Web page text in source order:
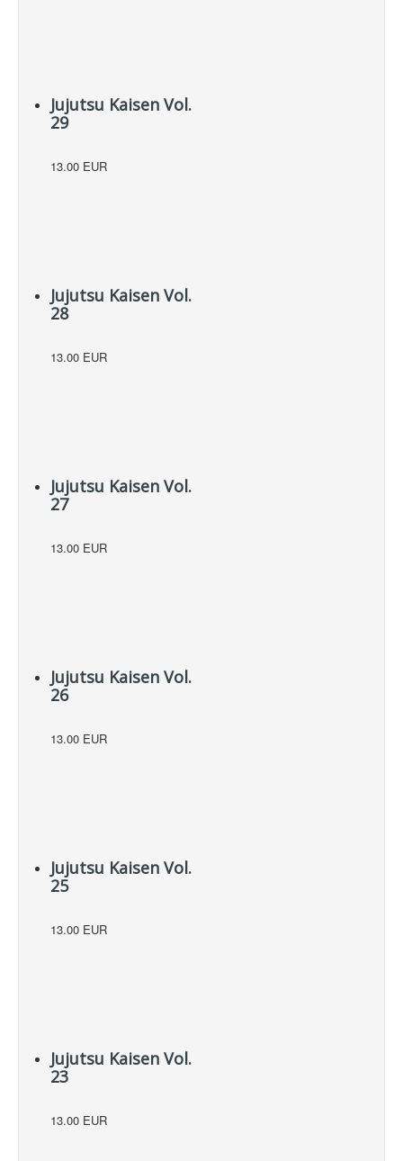
Jujutsu Kaisen Vol.
29
13.00 EUR
Jujutsu Kaisen Vol.
28
13.00 EUR
Jujutsu Kaisen Vol.
27
13.00 EUR
Jujutsu Kaisen Vol.
26
13.00 EUR
Jujutsu Kaisen Vol.
25
13.00 EUR
Jujutsu Kaisen Vol.
23
13.00 EUR